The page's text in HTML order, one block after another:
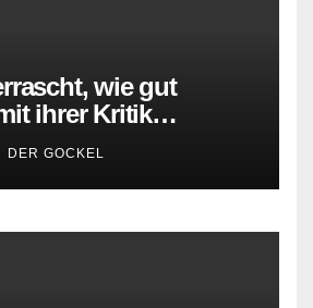
wie gut
ihrer Kritik
DER GOCKEL